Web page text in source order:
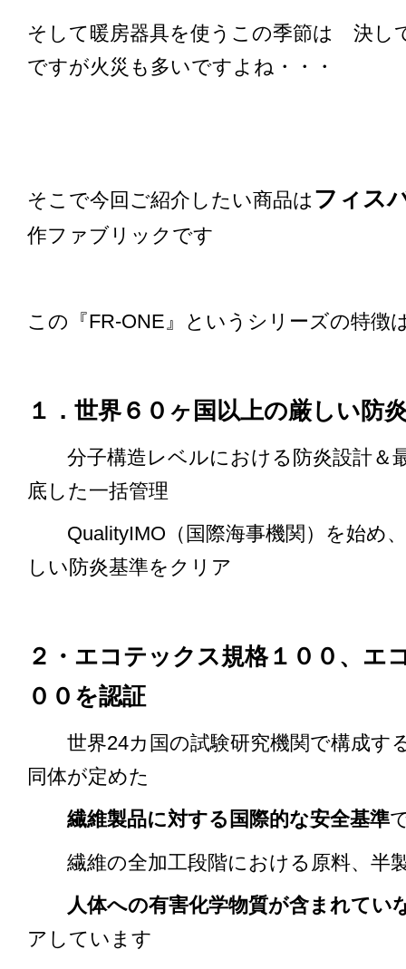
そして暖房器具を使うこの季節は 決し
ですが火災も多いですよね・・・
そこで今回ご紹介したい商品は フィス
作ファブリックです
この『FR-ONE』というシリーズの特徴
１．世界６０ヶ国以上の厳しい防
分子構造レベルにおける防炎設計＆
底した一括管理
QualityIMO（国際海事機関）を始め
しい防炎基準をクリア
２・エコテックス規格１００、エ
００を認証
世界24カ国の試験研究機関で構成す
同体が定めた
繊維製品に対する国際的な安全基準
繊維の全加工段階における原料、半
人体への有害化学物質が含まれてい
アしています